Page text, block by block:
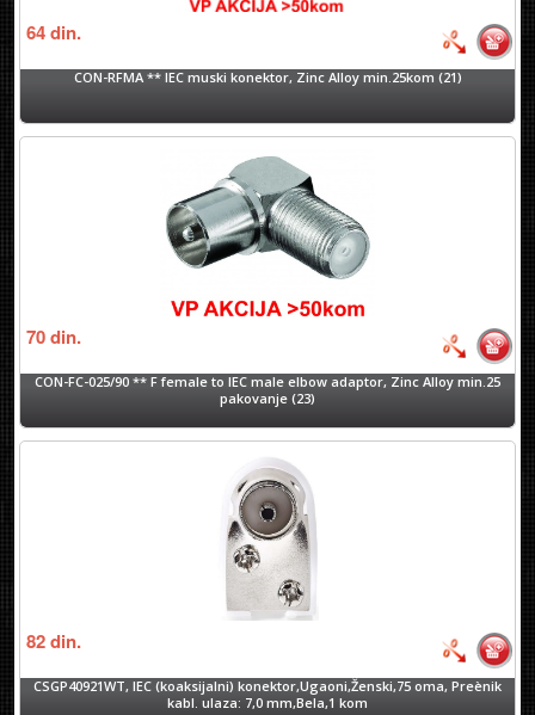
64din.
CON-RFMA ** IEC muski konektor, Zinc Alloy min.25kom (21)
70din.
CON-FC-025/90 ** F female to IEC male elbow adaptor, Zinc Alloy min.25
pakovanje (23)
82din.
CSGP40921WT, IEC (koaksijalni) konektor,Ugaoni,Ženski,75 oma, Preènik
kabl. ulaza: 7,0 mm,Bela,1 kom